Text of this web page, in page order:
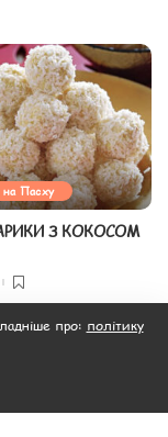
на Пасху
З КОКОСОМ
про: політику